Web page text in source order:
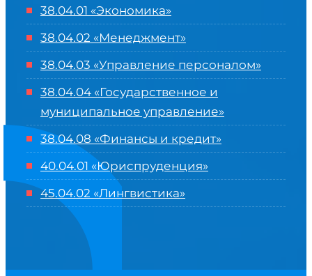
38.04.01 «Экономика»
38.04.02 «Менеджмент»
38.04.03 «Управление персоналом»
38.04.04 «Государственное и
муниципальное управление»
38.04.08 «Финансы и кредит»
40.04.01 «Юриспруденция»
45.04.02 «Лингвистика»